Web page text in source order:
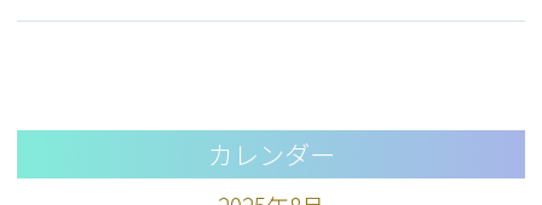
カレンダー